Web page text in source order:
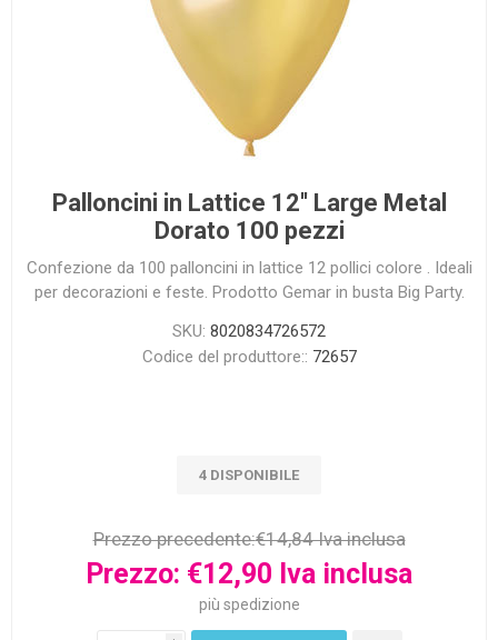
Palloncini in Lattice 12'' Large Metal
Dorato 100 pezzi
Confezione da 100 palloncini in lattice 12 pollici colore . Ideali
per decorazioni e feste. Prodotto Gemar in busta Big Party.
SKU: 8020834726572
Codice del produttore:: 72657
4 DISPONIBILE
Prezzo precedente:€14,84 Iva inclusa
Prezzo: €12,90 Iva inclusa
più spedizione